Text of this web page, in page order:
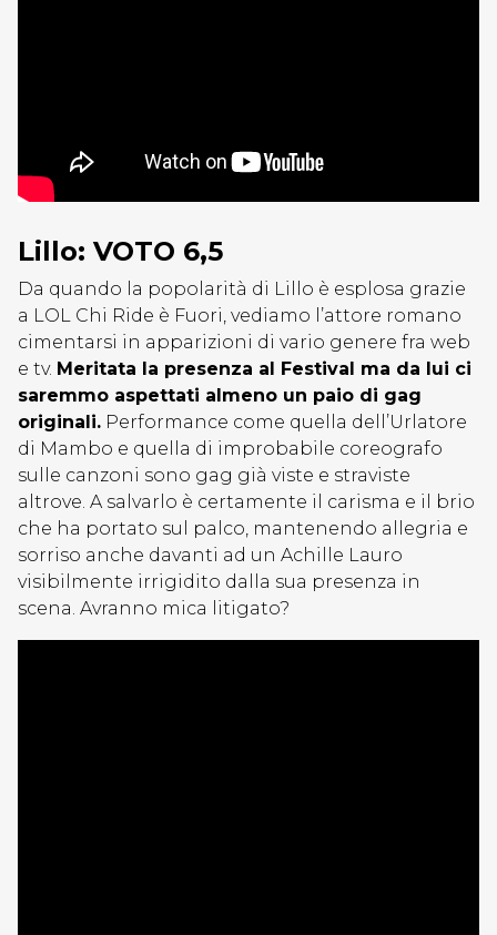
Lillo: VOTO 6,5
Da quando la popolarità di Lillo è esplosa grazie
a LOL Chi Ride è Fuori, vediamo l’attore romano
cimentarsi in apparizioni di vario genere fra web
e tv. Meritata la presenza al Festival ma da lui ci
saremmo aspettati almeno un paio di gag
originali. Performance come quella dell’Urlatore
di Mambo e quella di improbabile coreografo
sulle canzoni sono gag già viste e straviste
altrove. A salvarlo è certamente il carisma e il brio
che ha portato sul palco, mantenendo allegria e
sorriso anche davanti ad un Achille Lauro
visibilmente irrigidito dalla sua presenza in
scena. Avranno mica litigato?